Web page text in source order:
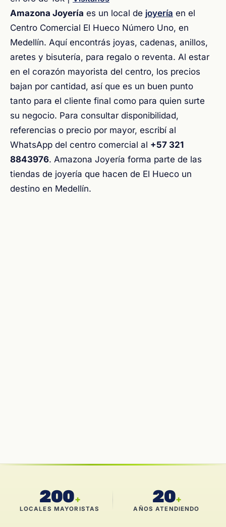
Amazona Joyería es un local de joyería en el
Centro Comercial El Hueco Número Uno, en
Medellín. Aquí encontrás joyas, cadenas, anillos,
aretes y bisutería, para regalo o reventa. Al estar
en el corazón mayorista del centro, los precios
bajan por cantidad, así que es un buen punto
tanto para el cliente final como para quien surte
su negocio. Para consultar disponibilidad,
referencias o precio por mayor, escribí al
WhatsApp del centro comercial al +57 321
8843976. Amazona Joyería forma parte de las
tiendas de joyería que hacen de El Hueco un
destino en Medellín.
200+
LOCALES MAYORISTAS
20+
AÑOS ATENDIENDO